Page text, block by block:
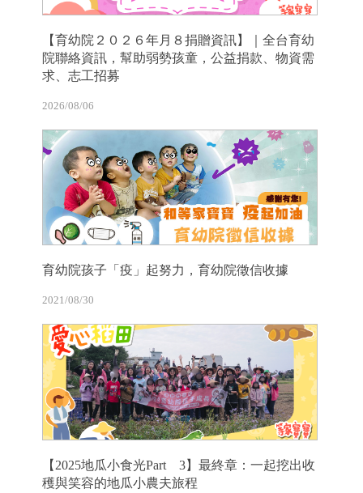
【育幼院２０２６年月８捐贈資訊】｜全台育幼
院聯絡資訊，幫助弱勢孩童，公益捐款、物資需
求、志工招募
2026/08/06
育幼院孩子「疫」起努力，育幼院徵信收據
2021/08/30
【2025地瓜小食光Part 3】最終章：一起挖出收
穫與笑容的地瓜小農夫旅程